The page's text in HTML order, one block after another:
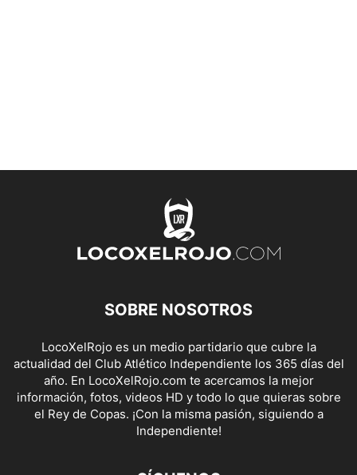
SOBRE NOSOTROS
LocoXelRojo es un medio partidario que cubre la
actualidad del Club Atlético Independiente los 365 días del
año. En LocoXelRojo.com te acercamos la mejor
información, fotos, videos HD y todo lo que quieras sobre
el Rey de Copas. ¡Con la misma pasión, siguiendo a
Independiente!